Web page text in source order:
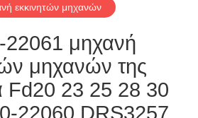
εκκινητών μηχανών
22061 μηχανή
μηχανών της
Fd20 23 25 28 30
22060 DRS3257